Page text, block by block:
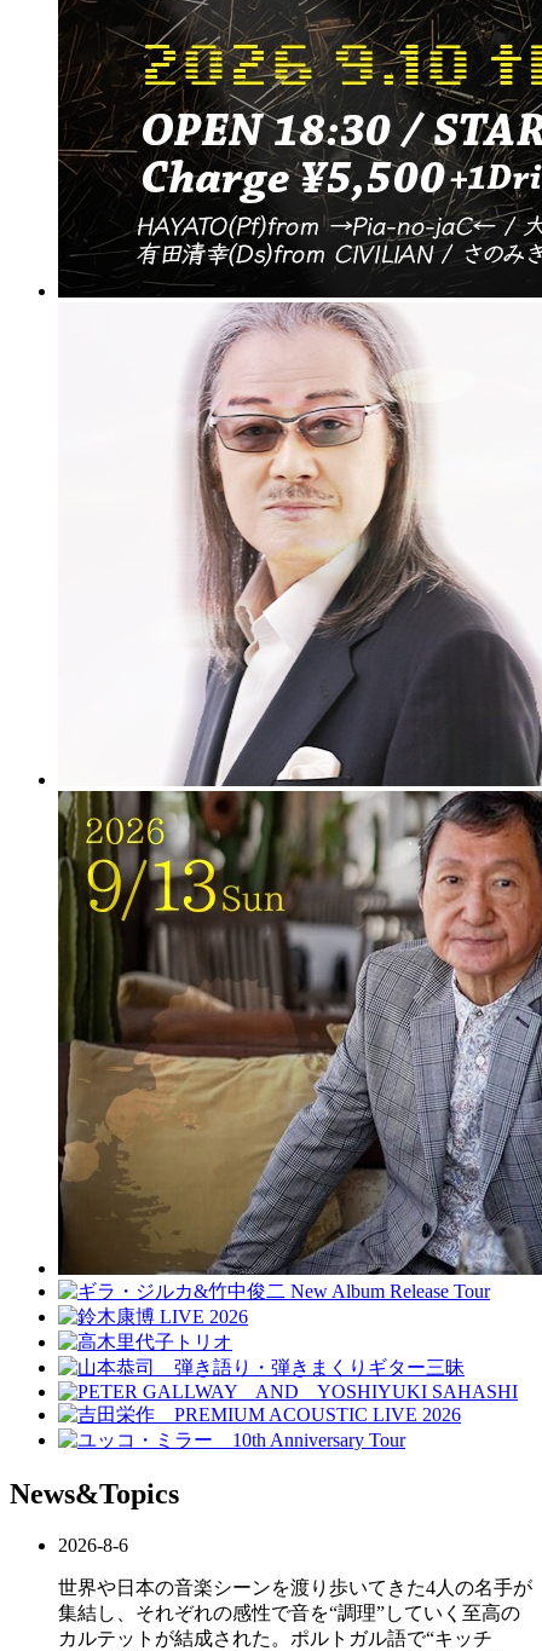
News&Topics
2026-8-6
世界や日本の音楽シーンを渡り歩いてきた4人の名手が
集結し、それぞれの感性で音を“調理”していく至高の
カルテットが結成された。ポルトガル語で“キッチ